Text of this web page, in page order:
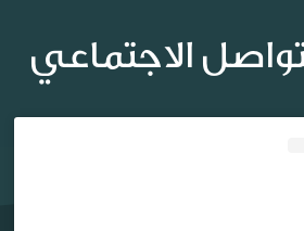
الاجتماعي